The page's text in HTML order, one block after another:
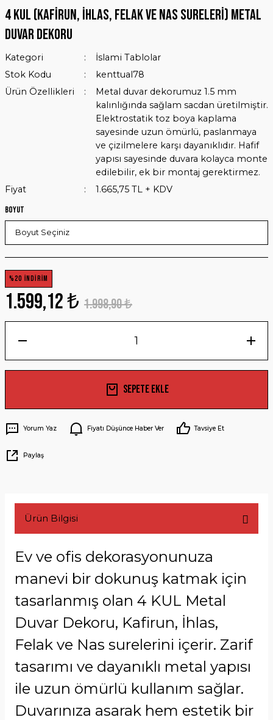
4 KUL (Kafirun, İhlas, Felak ve Nas Sureleri) Metal
Duvar Dekoru
Kategori
İslami Tablolar
Stok Kodu
kenttual78
Ürün Özellikleri
Metal duvar dekorumuz 1.5 mm
kalınlığında sağlam sacdan üretilmiştir.
Elektrostatik toz boya kaplama
sayesinde uzun ömürlü, paslanmaya
ve çizilmelere karşı dayanıklıdır. Hafif
yapısı sayesinde duvara kolayca monte
edilebilir, ek bir montaj gerektirmez.
Fiyat
1.665,75 TL + KDV
Boyut
%20 İNDİRİM
1.599,12 ₺ 1.998,90 ₺
Sepete Ekle
Yorum Yaz Fiyatı Düşünce Haber Ver Tavsiye Et
Paylaş
Ürün Bilgisi
Ev ve ofis dekorasyonunuza
manevi bir dokunuş katmak için
tasarlanmış olan 4 KUL Metal
Duvar Dekoru, Kafirun, İhlas,
Felak ve Nas surelerini içerir. Zarif
tasarımı ve dayanıklı metal yapısı
ile uzun ömürlü kullanım sağlar.
Duvarınıza asarak hem estetik bir